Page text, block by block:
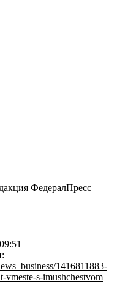
ФедералПресс
1416811883-
s-imushchestvom